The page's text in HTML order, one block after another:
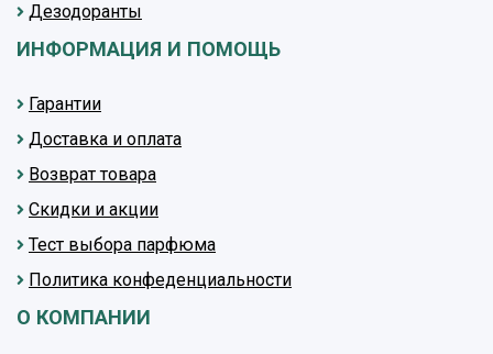
Дезодоранты
ИНФОРМАЦИЯ И ПОМОЩЬ
Гарантии
Доставка и оплата
Возврат товара
Скидки и акции
Тест выбора парфюма
Политика конфеденциальности
О КОМПАНИИ